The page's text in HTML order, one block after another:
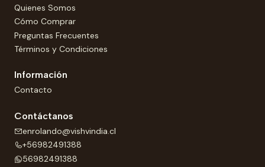
Quienes Somos
Cómo Comprar
Preguntas Frecuentes
Términos y Condiciones
Información
Contacto
Contáctanos
enrolando@vishvindia.cl
+56982491388
56982491388